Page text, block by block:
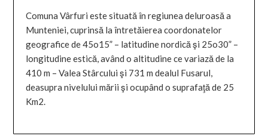
Comuna Vârfuri este situată în regiunea deluroasă a
Munteniei, cuprinsă la întretăierea coordonatelor
geografice de 45o15” – latitudine nordică şi 25o30” –
longitudine estică, având o altitudine ce variază de la
410 m – Valea Stârcului şi 731 m dealul Fusarul,
deasupra nivelului mării şi ocupând o suprafaţă de 25
Km2.